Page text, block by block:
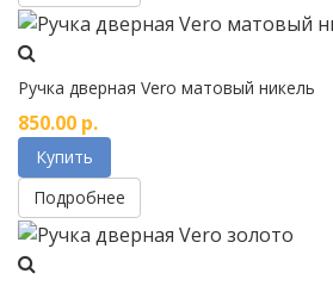
Ручка дверная Vero матовый никель
850.00 р.
Купить
Подробнее